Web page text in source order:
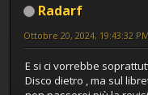
Radarf
Ottobre 20, 2024, 19:43:32 PM
E si ci vorrebbe
Disco dietro , ma sul